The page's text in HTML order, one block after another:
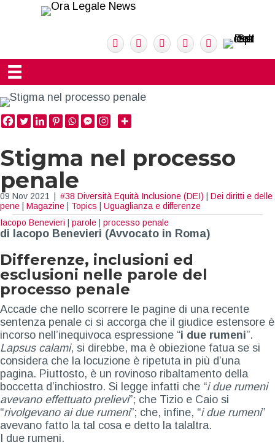
Stigma nel processo
penale
09 Nov 2021 #38 Diversità Equità Inclusione (DEI)
Dei diritti e delle
pene
Magazine Topics
Uguaglianza e differenze
Iacopo Benevieri
parole processo penale
di Iacopo Benevieri (Avvocato in Roma)
Differenze, inclusioni ed
esclusioni nelle parole del
processo penale
Accade che nello scorrere le pagine di una recente
sentenza penale ci si accorga che il giudice estensore è
incorso nell’inequivoca espressione “i due rumeni”.
Lapsus calami, si direbbe, ma è obiezione fatua se si
considera che la locuzione è ripetuta in più d’una
pagina. Piuttosto, è un rovinoso ribaltamento della
boccetta d’inchiostro. Si legge infatti che “i due rumeni
avevano effettuato prelievi”; che Tizio e Caio si
“rivolgevano ai due rumeni”; che, infine, “i due rumeni”
avevano fatto la tal cosa e detto la talaltra.
I due rumeni.